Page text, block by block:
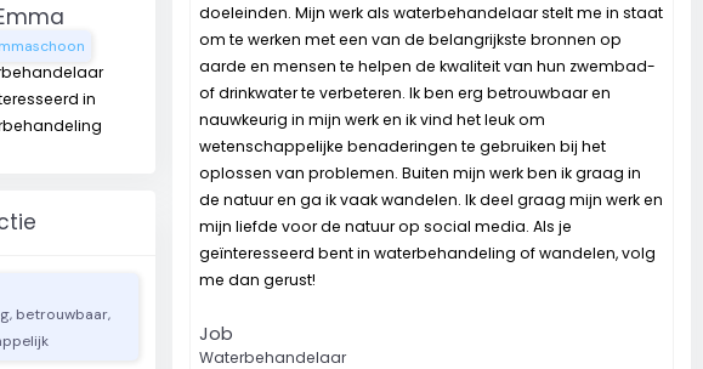
in
betrouwbaar,
doeleinden. Mijn werk als waterbehandelaar stelt me in staat
om te werken met een van de belangrijkste bronnen op
aarde en mensen te helpen de kwaliteit van hun zwembad-
of drinkwater te verbeteren. Ik ben erg betrouwbaar en
nauwkeurig in mijn werk en ik vind het leuk om
wetenschappelijke benaderingen te gebruiken bij het
oplossen van problemen. Buiten mijn werk ben ik graag in
de natuur en ga ik vaak wandelen. Ik deel graag mijn werk en
mijn liefde voor de natuur op social media. Als je
geïnteresseerd bent in waterbehandeling of wandelen, volg
me dan gerust!
Job
Waterbehandelaar